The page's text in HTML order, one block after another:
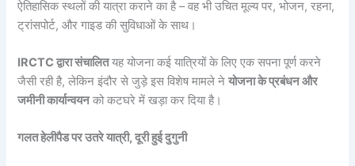
ऐतिहासिक स्थलों की यात्रा कराने का है – वह भी उचित मूल्य पर, भोजन, रहना,
ट्रांसपोर्ट, और गाइड की सुविधाओं के साथ।
IRCTC द्वारा संचालितयह योजना कई यात्रियों के लिए एक सपना पूर्ण करने
जैसी रही है, लेकिन इंदौर से जुड़े इस विशेष मामले नेयोजना के प्रबंधन और
जमीनी कार्यान्वयनको कटघरे में खड़ा कर दिया है।
गलत हेलीपैड पर उतरे यात्री, दूरी हुई दुगुनी